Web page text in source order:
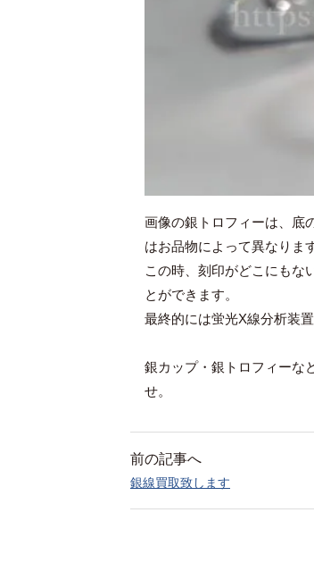
画像の銀トロフィーは、底
はお品物によって異なりま
この時、刻印がどこにもな
とができます。
最終的には蛍光X線分析装
銀カップ・銀トロフィーな
せ。
前の記事へ
銀線買取致します